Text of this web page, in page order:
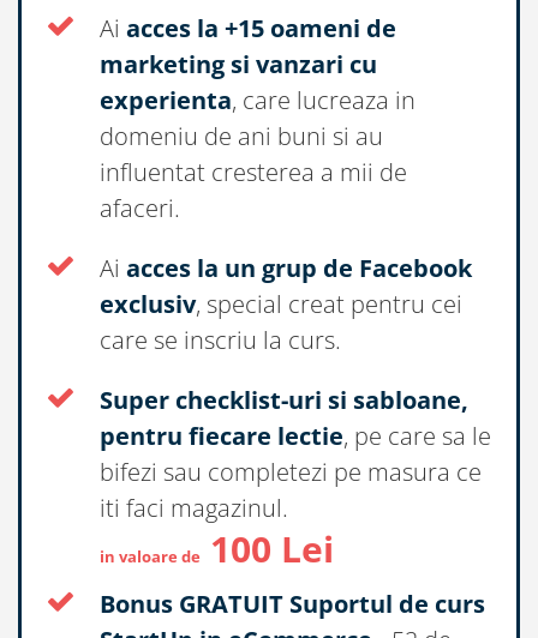
Ai acces la +15 oameni de
marketing si vanzari cu
experienta, care lucreaza in
domeniu de ani buni si au
influentat cresterea a mii de
afaceri.
Ai acces la un grup de Facebook
exclusiv, special creat pentru cei
care se inscriu la curs.
Super checklist-uri si sabloane,
pentru fiecare lectie, pe care sa le
bifezi sau completezi pe masura ce
iti faci magazinul.
in valoare de 100 Lei
Bonus GRATUIT Suportul de curs